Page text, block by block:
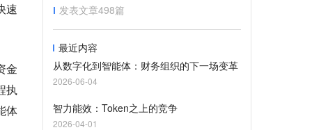
速
金
执
体
发表文章498篇
最近内容
从数字化到智能体：财务组织的下一场变革
2026-06-04
智力能效：Token之上的竞争
2026-04-01